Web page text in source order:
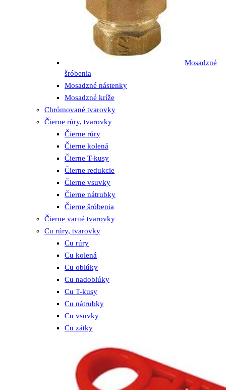
Mosadzné
šróbenia
Mosadzné nástenky
Mosadzné kríže
Chrómované tvarovky
Čierne rúry, tvarovky
Čierne rúry
Čierne kolená
Čierne T-kusy
Čierne redukcie
Čierne vsuvky
Čierne nátrubky
Čierne šróbenia
Čierne varné tvarovky
Cu rúry, tvarovky
Cu rúry
Cu kolená
Cu oblúky
Cu nadoblúky
Cu T-kusy
Cu nátrubky
Cu vsuvky
Cu zátky